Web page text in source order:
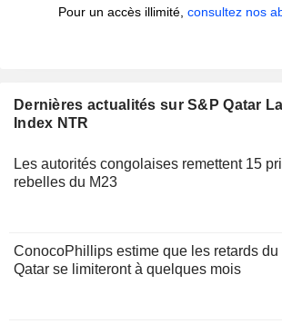
Pour un accès illimité, consultez nos
Dernières actualités sur S&P Qatar
Index NTR
Les autorités congolaises remettent 15
rebelles du M23
ConocoPhillips estime que les retards du
Qatar se limiteront à quelques mois